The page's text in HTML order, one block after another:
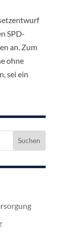
SPD-
an. Zum
ohne
sei ein